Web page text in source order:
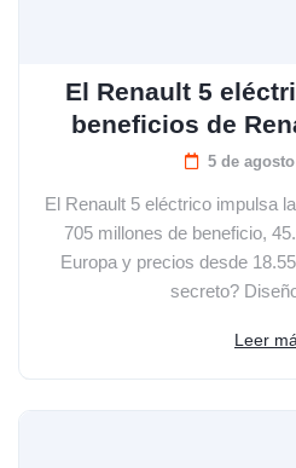
El Renault 5
beneficios de
5 de
El Renault 5 eléctrico impulsa
705 millones de beneficio,
Europa y precios desde
secreto?
Leer